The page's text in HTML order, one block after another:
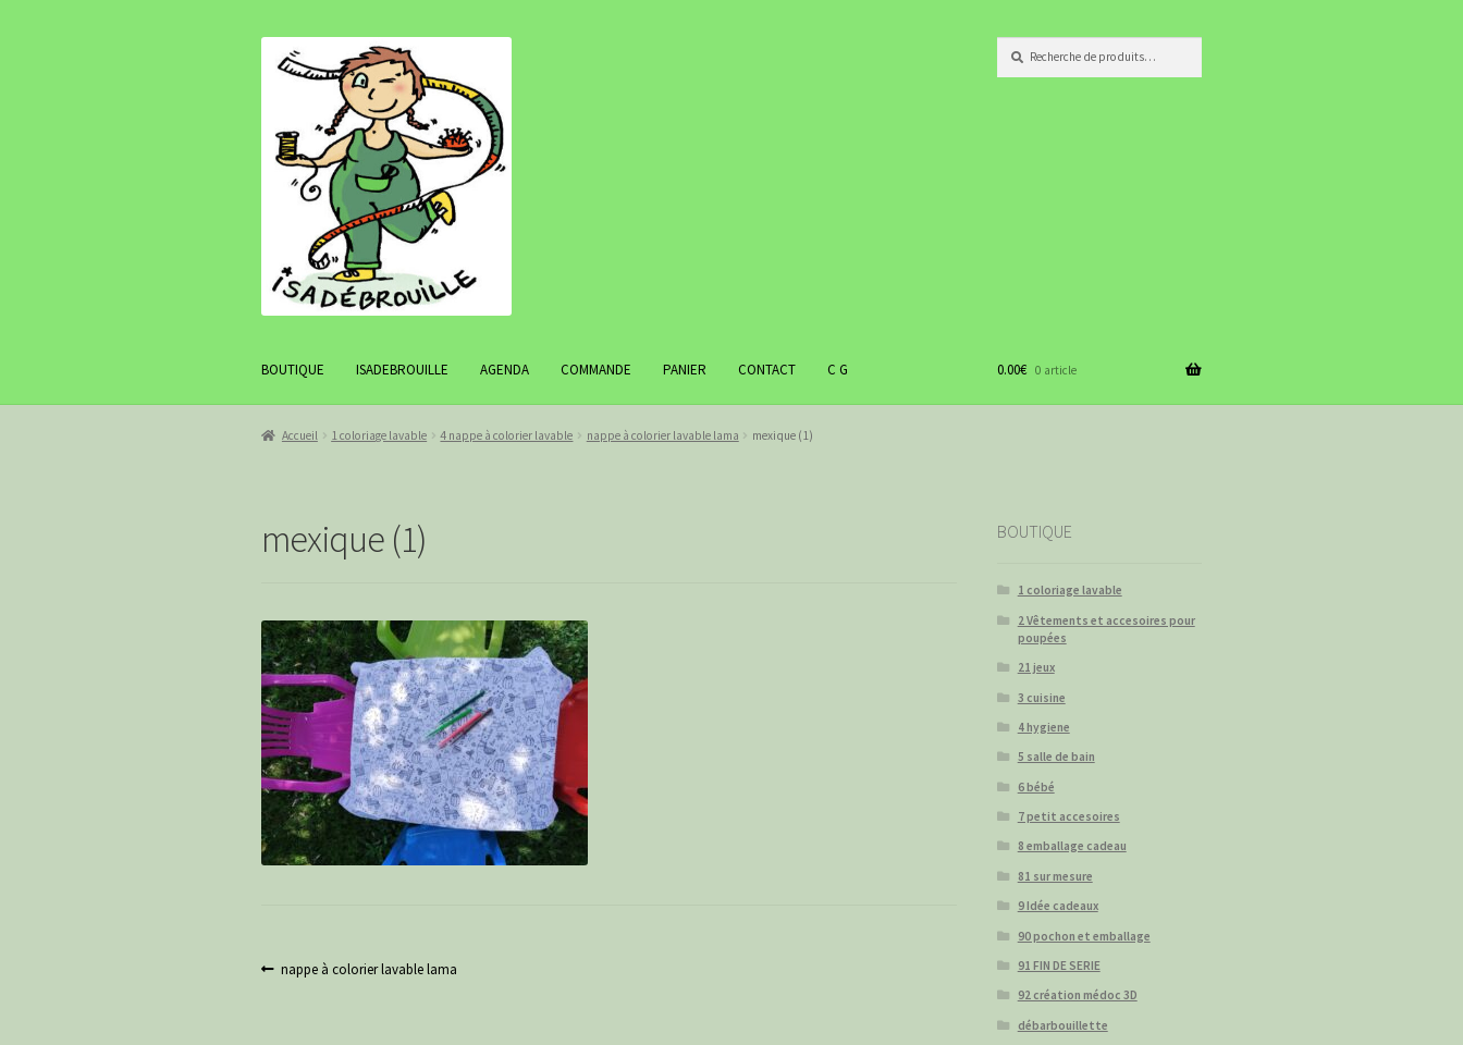
pour :
BOUTIQUE ISADEBROUILLE AGENDA COMMANDE PANIER CONTACT C G 0.00€ 0 article
Accueil 1 coloriage lavable 4 nappe à colorier lavable nappe à colorier lavable lama mexique (1)
mexique (1)
Navigation
Article
nappe à colorier lavable lama
BOUTIQUE
1 coloriage lavable
2 Vêtements et accesoires pour
poupées
21 jeux
3 cuisine
4 hygiene
5 salle de bain
6 bébé
7 petit accesoires
8 emballage cadeau
81 sur mesure
9 Idée cadeaux
90 pochon et emballage
91 FIN DE SERIE
92 création médoc 3D
débarbouillette